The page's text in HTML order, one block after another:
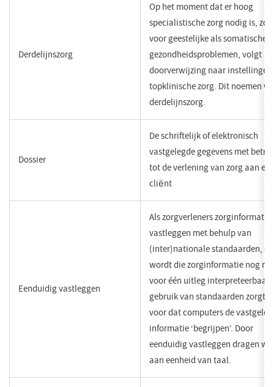
Derdelijnszorg
Op het moment dat er hoog
specialistische zorg nodig is,
voor geestelijke als somatische
gezondheidsproblemen, volgt
doorverwijzing naar
topklinische zorg. Dit noemen
derdelijnszorg.
​Dossier
​De schriftelijk of elektronisch
vastgelegde gegevens met
tot de verlening van zorg aan
cliёnt
Eenduidig vastleggen
Als zorgverleners zorginformatie
vastleggen met behulp van
(inter)nationale standaarden,
wordt die zorginformatie nog
voor één uitleg interpreteerbaar.
gebruik van standaarden zorgt
voor dat computers de
informatie ‘begrijpen’. Door
eenduidig vastleggen dragen
aan eenheid van taal.